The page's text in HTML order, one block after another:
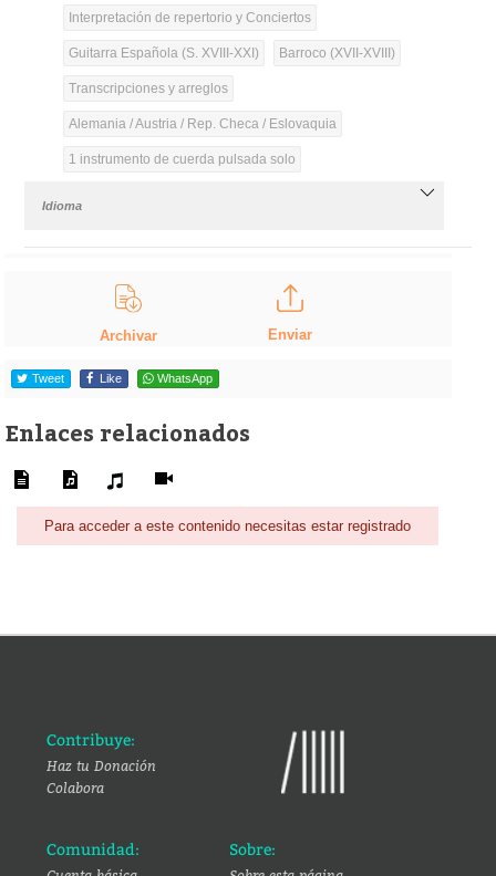
Interpretación de repertorio y Conciertos
Guitarra Española (S. XVIII-XXI) Barroco (XVII-XVIII)
Transcripciones y arreglos
Alemania / Austria / Rep. Checa / Eslovaquia
1 instrumento de cuerda pulsada solo
Idioma
Archivar Enviar
Tweet Like WhatsApp
Enlaces relacionados
Para acceder a este contenido necesitas estar registrado
Contribuye:
Haz tu Donación
Colabora
Comunidad: Sobre: